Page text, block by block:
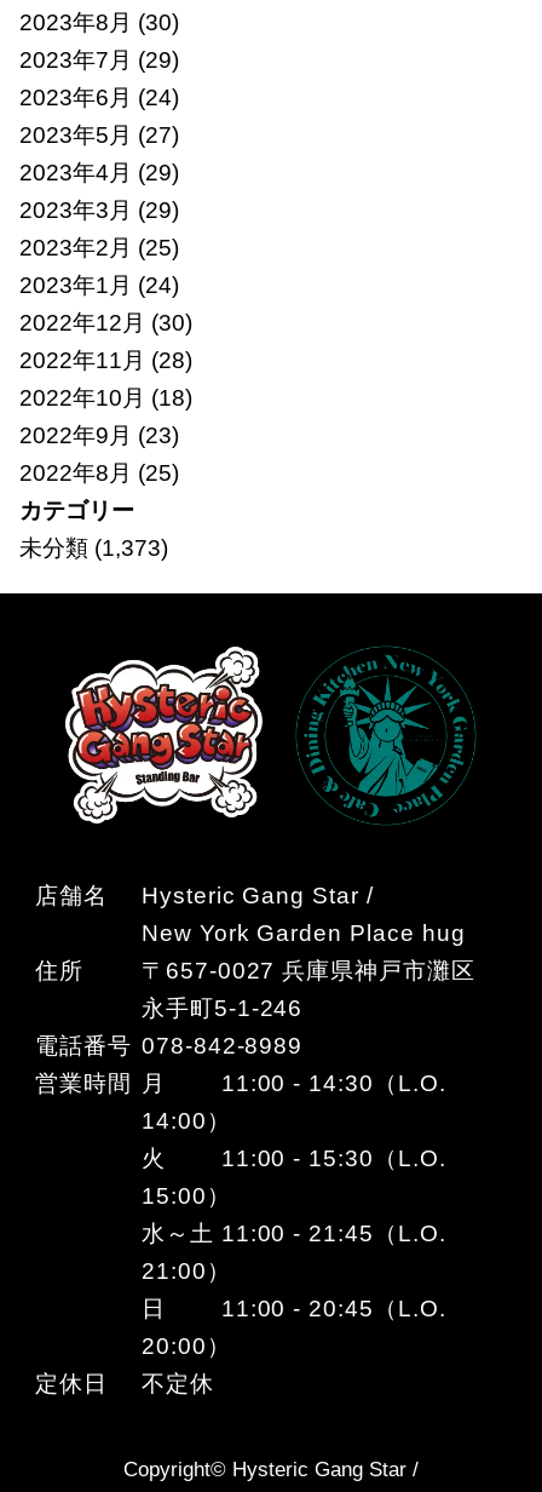
2023年8月 (30)
2023年7月 (29)
2023年6月 (24)
2023年5月 (27)
2023年4月 (29)
2023年3月 (29)
2023年2月 (25)
2023年1月 (24)
2022年12月 (30)
2022年11月 (28)
2022年10月 (18)
2022年9月 (23)
2022年8月 (25)
カテゴリー
未分類(1,373)
店舗名
Hysteric Gang Star /
New York Garden Place hug
住所
〒657-0027 兵庫県神戸市灘区
永手町5-1-246
電話番号 078-842-8989
営業時間
月 11:00 - 14:30（L.O.
14:00）
火 11:00 - 15:30（L.O.
15:00）
水～土 11:00 - 21:45（L.O.
21:00）
日 11:00 - 20:45（L.O.
20:00）
定休日
不定休
Copyright© Hysteric Gang Star /